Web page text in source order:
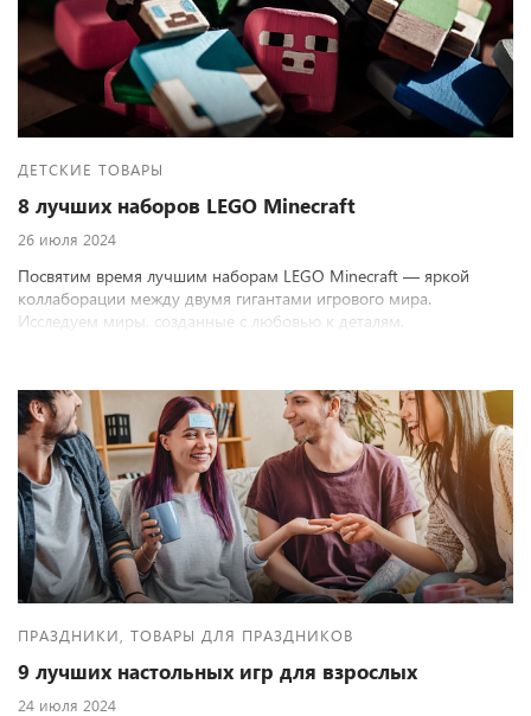
ДЕТСКИЕ ТОВАРЫ
8 лучших наборов LEGO Minecraft
26 июля 2024
Посвятим время лучшим наборам LEGO Minecraft — яркой
коллаборации между двумя гигантами игрового мира.
Исследуем миры, созданные с любовью к деталям.
ПРАЗДНИКИ, ТОВАРЫ ДЛЯ ПРАЗДНИКОВ
9 лучших настольных игр для взрослых
24 июля 2024